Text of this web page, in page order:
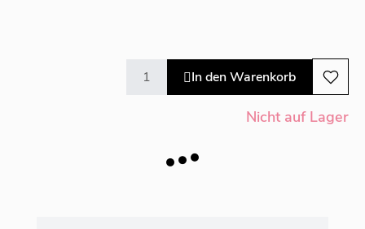
In den Warenkorb
Nicht auf Lager